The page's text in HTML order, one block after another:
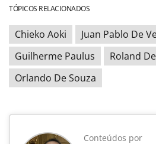
TÓPICOS RELACIONADOS
Chieko Aoki
Juan Pablo De
Guilherme Paulus
Roland
Orlando De Souza
Conteúdos por